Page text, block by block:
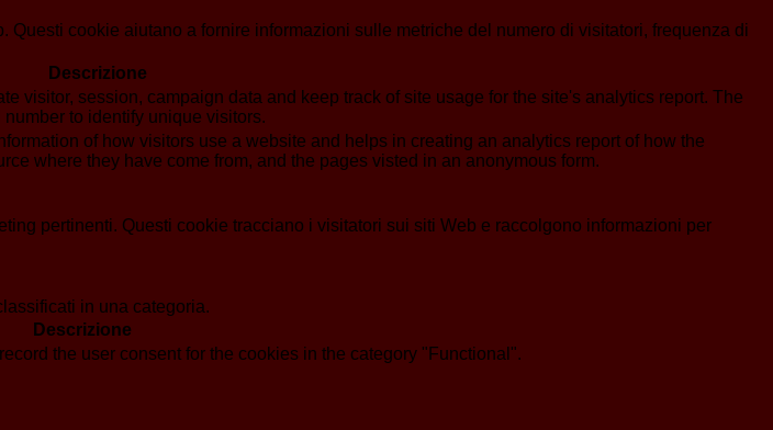
cookie aiutano a fornire informazioni sulle metriche del numero di visitatori, frequenza di
Descrizione
visitor, session, campaign data and keep track of site usage for the site's analytics report. The
to identify unique visitors.
of how visitors use a website and helps in creating an analytics report of how the
where they have come from, and the pages visted in an anonymous form.
pertinenti. Questi cookie tracciano i visitatori sui siti Web e raccolgono informazioni per
in una categoria.
Descrizione
the user consent for the cookies in the category "Functional".